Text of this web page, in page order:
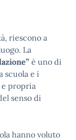
riescono a
La
è uno di
scuola e i
e propria
senso di
hanno voluto